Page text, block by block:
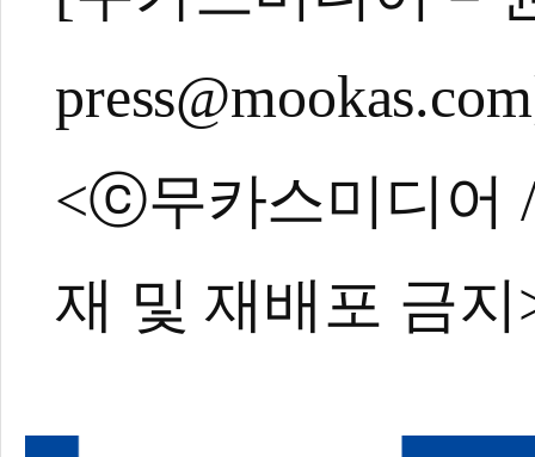
<ⓒ무카스미디어 /
재 및 재배포 금지
[레전드리턴즈
[레전드리턴즈